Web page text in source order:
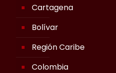
Cartagena
Bolívar
Región Caribe
Colombia